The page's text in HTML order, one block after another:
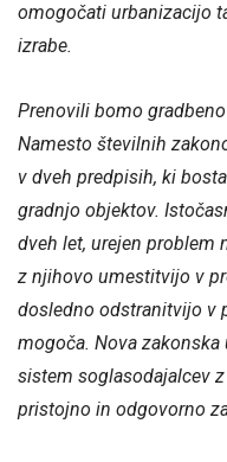
omogočati urbanizacijo
izrabe.
Prenovili bomo
Namesto številnih
v dveh predpisih, ki
gradnjo objektov.
dveh let, urejen problem
z njihovo umestitvijo v
dosledno odstranitvijo v
mogoča. Nova
sistem soglasodajalcev
pristojno in odgovorno